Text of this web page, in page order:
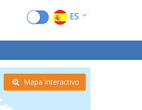
ES
EN
EL
Mapa Interactivo